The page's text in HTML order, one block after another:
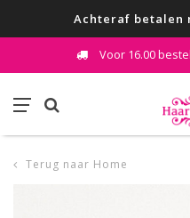
Achteraf betalen
Voor 16.00
Terug naar Home